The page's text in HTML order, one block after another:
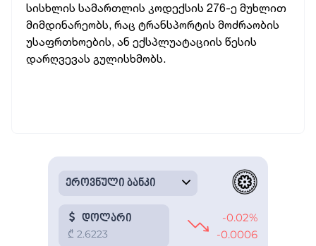
სისხლის სამართლის კოდექსის 276-ე მუხლით
მიმდინარეობს, რაც ტრანსპორტის მოძრაობის
უსაფრთხოების, ან ექსპლუატაციის წესის
დარღვევას გულისხმობს.